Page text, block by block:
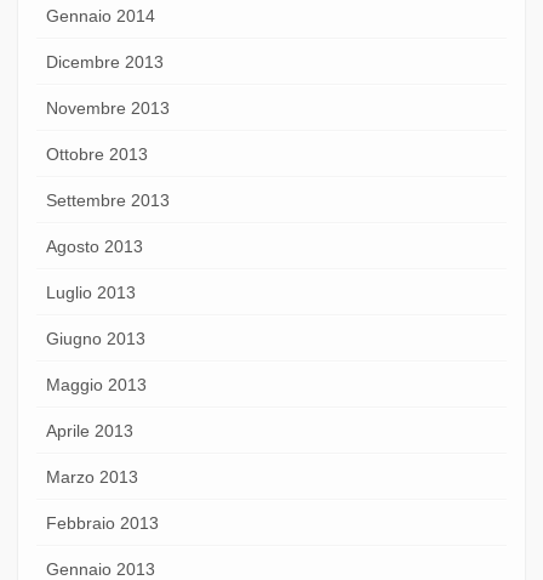
Gennaio 2014
Dicembre 2013
Novembre 2013
Ottobre 2013
Settembre 2013
Agosto 2013
Luglio 2013
Giugno 2013
Maggio 2013
Aprile 2013
Marzo 2013
Febbraio 2013
Gennaio 2013